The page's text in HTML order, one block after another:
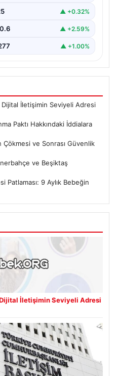
▲ +0.32%
▲ +2.59%
▲ +1.00%
İletişimin Seviyeli Adresi
Paktı Hakkındaki İddialara
Çökmesi ve Sonrası Güvenlik
ve Beşiktaş
Patlaması: 9 Aylık Bebeğin
İletişimin Seviyeli Adresi